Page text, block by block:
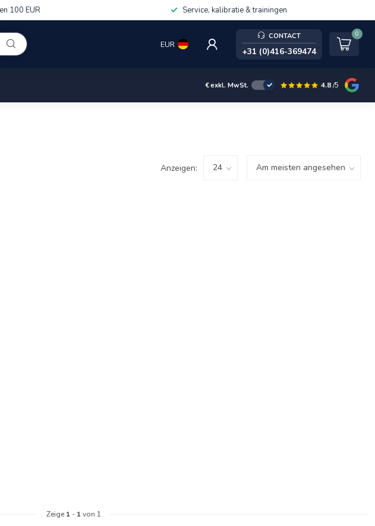
100 EUR Service, kalibratie & trainingen
EUR
CONTACT
+31 (0)416-369474
0
€exkl. MwSt. 4.8/5
Anzeigen:
Zeige 1 - 1von 1